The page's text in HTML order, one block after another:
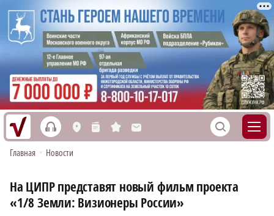
h L n s M S
Главная • Новости
На ЦИПР представят новый фильм проекта
«1/8 Земли: Визионеры России»